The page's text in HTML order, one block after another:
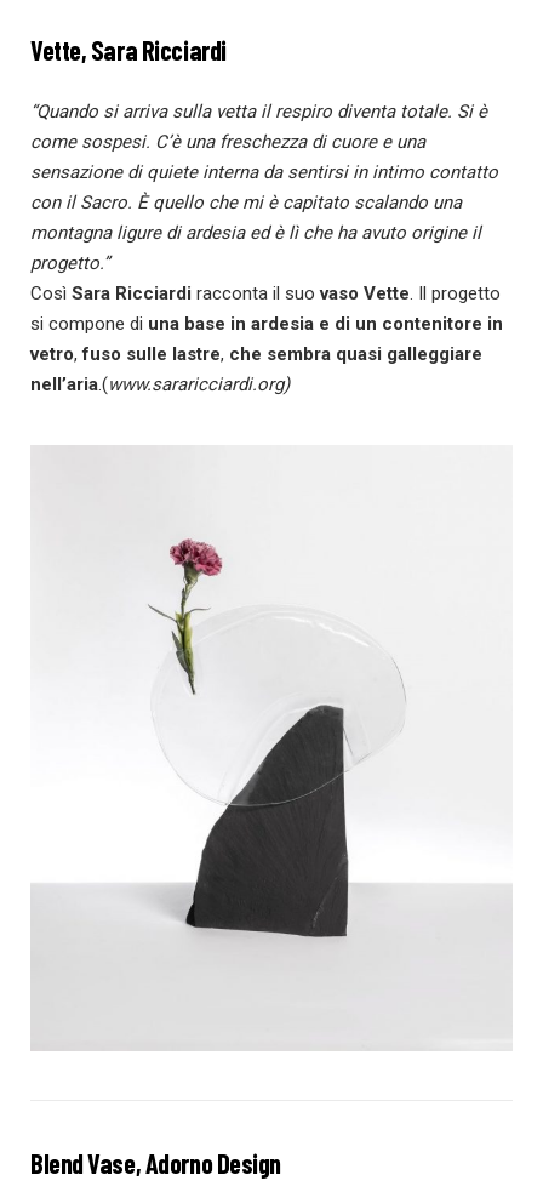
Vette, Sara Ricciardi
“Quando si arriva sulla vetta il respiro diventa totale. Si è
come sospesi. C’è una freschezza di cuore e una
sensazione di quiete interna da sentirsi in intimo contatto
con il Sacro. È quello che mi è capitato scalando una
montagna ligure di ardesia ed è lì che ha avuto origine il
progetto.”
Così Sara Ricciardi racconta il suovaso Vette. Il progetto
si compone di una base in ardesia e di un contenitore in
vetro,fuso sulle lastre, che sembra quasi galleggiare
nell’aria.(www.sararicciardi.org)
Blend Vase, Adorno Design